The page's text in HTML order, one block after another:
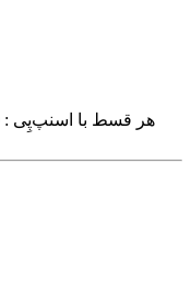
هر قسط با اسنپ‌پِی :